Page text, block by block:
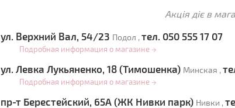
Акція діє в
ул. Верхний Вал, 54/23 Подол , тел. 050 555 17 07
Подробная информация о магазине →
ул. Левка Лукьяненко, 18 (Тимошенка) Минская ,
Подробная информация о магазине →
пр-т Берестейский, 65А (ЖК Нивки парк) Нивки ,